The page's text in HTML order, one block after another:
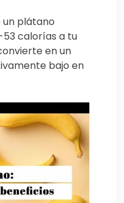
un plátano
calorías a tu
en un
bajo en